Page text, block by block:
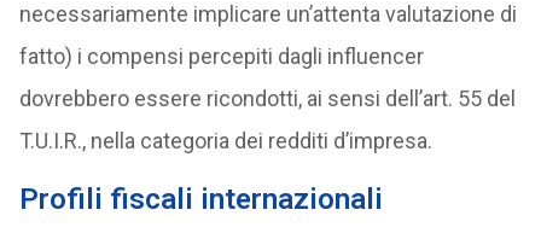
necessariamente implicare un’attenta valutazione di
fatto) i compensi percepiti dagli influencer
dovrebbero essere ricondotti, ai sensi dell’art. 55 del
T.U.I.R., nella categoria dei redditi d’impresa.
Profili fiscali internazionali